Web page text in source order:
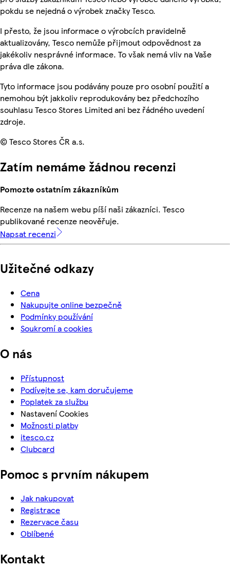
pokdu se nejedná o výrobek značky Tesco.
I přesto, že jsou informace o výrobcích pravidelně
aktualizovány, Tesco nemůže přijmout odpovědnost za
jakékoliv nesprávné informace. To však nemá vliv na Vaše
práva dle zákona.
Tyto informace jsou podávány pouze pro osobní použití a
nemohou být jakkoliv reprodukovány bez předchozího
souhlasu Tesco Stores Limited ani bez řádného uvedení
zdroje.
© Tesco Stores ČR a.s.
Zatím nemáme žádnou recenzi
Pomozte ostatním zákazníkům
Recenze na našem webu píší naši zákazníci. Tesco
publikované recenze neověřuje.
Napsat recenzi
Užitečné odkazy
Cena
Nakupujte online bezpečně
Podmínky používání
Soukromí a cookies
O nás
Přístupnost
Podívejte se, kam doručujeme
Poplatek za službu
Nastavení Cookies
Možnosti platby
itesco.cz
Clubcard
Pomoc s prvním nákupem
Jak nakupovat
Registrace
Rezervace času
Oblíbené
Kontakt